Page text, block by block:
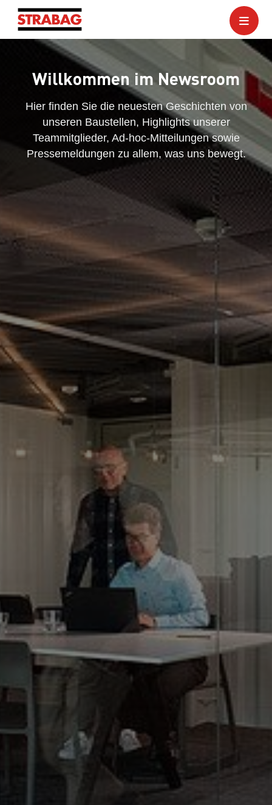
Willkommen im Newsroom
Hier finden Sie die neuesten Geschichten von
unseren Baustellen, Highlights unserer
Teammitglieder, Ad-hoc-Mitteilungen sowie
Pressemeldungen zu allem, was uns bewegt.